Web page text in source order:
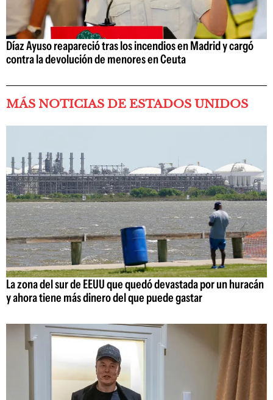
Díaz Ayuso reapareció tras los incendios en Madrid y cargó
contra la devolución de menores en Ceuta
MÁS NOTICIAS DE ESTADOS UNIDOS
La zona del sur de EEUU que quedó devastada por un huracán
y ahora tiene más dinero del que puede gastar